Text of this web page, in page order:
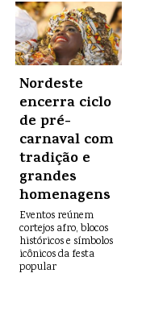
Nordeste
encerra ciclo
de pré-
carnaval com
tradição e
grandes
homenagens
Eventos reúnem
cortejos afro, blocos
históricos e símbolos
icônicos da festa
popular